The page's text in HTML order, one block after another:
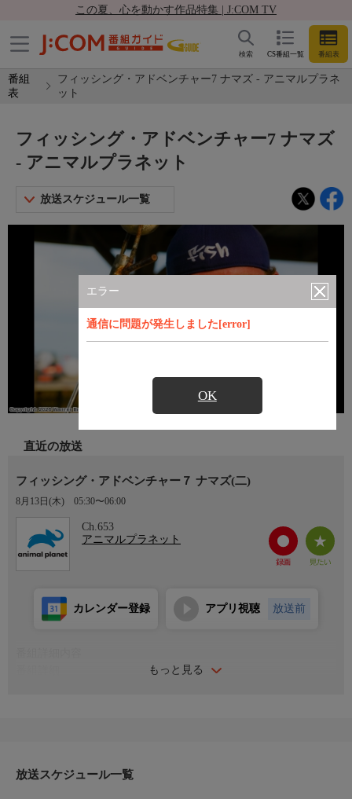
この夏、心を動かす作品特集 | J:COM TV
CS番組一覧 番組表
検索
番組
表
フィッシング・アドベンチャー7 ナマズ - アニマルプラネ
ット
エラー
通信に問題が発生しました[error]
OK
フィッシング・アドベンチャー7 ナマズ
- アニマルプラネット
放送スケジュール一覧
直近の放送
フィッシング・アドベンチャー７ ナマズ(二)
8月13日(木) 05:30〜06:00
Ch.653
アニマルプラネット
もっと見る
カレンダー登録 アプリ視聴 放送前
放送スケジュール一覧